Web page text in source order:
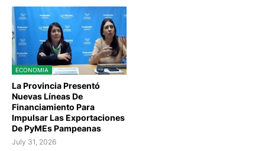
ECONOMIA
La Provincia Presentó
Nuevas Líneas De
Financiamiento Para
Impulsar Las Exportaciones
De PyMEs Pampeanas
July 31, 2026